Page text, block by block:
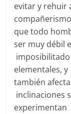
evitar y rehuir
que todo
ser muy débil
imposibilitado
elementales,
también
inclinaciones
experimentan